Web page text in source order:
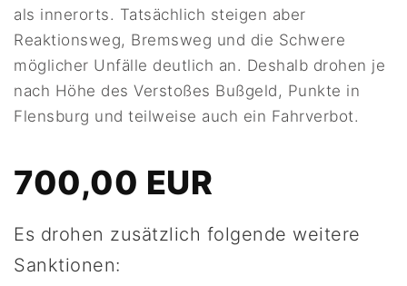
als innerorts. Tatsächlich steigen aber
Reaktionsweg, Bremsweg und die Schwere
möglicher Unfälle deutlich an. Deshalb drohen je
nach Höhe des Verstoßes Bußgeld, Punkte in
Flensburg und teilweise auch ein Fahrverbot.
700,00 EUR
Es drohen zusätzlich folgende weitere
Sanktionen: